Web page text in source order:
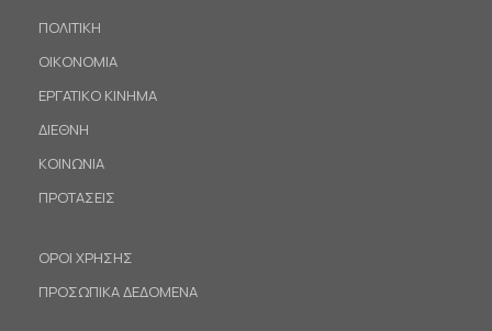
ΠΟΛΙΤΙΚΗ
ΟΙΚΟΝΟΜΙΑ
ΕΡΓΑΤΙΚΟ ΚΙΝΗΜΑ
ΔΙΕΘΝΗ
ΚΟΙΝΩΝΙΑ
ΠΡΟΤΑΣΕΙΣ
ΟΡΟΙ ΧΡΗΣΗΣ
ΠΡΟΣΩΠΙΚΑ ΔΕΔΟΜΕΝΑ